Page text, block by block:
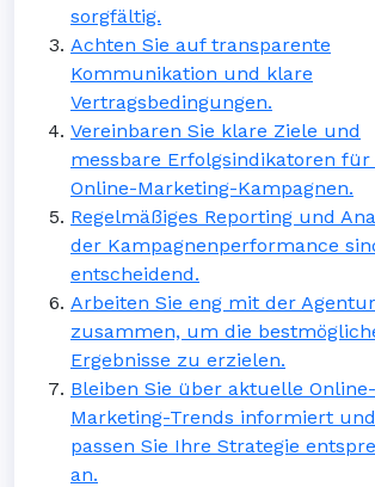
sorgfältig.
Achten Sie auf transparente
Kommunikation und klare
Vertragsbedingungen.
Vereinbaren Sie klare Ziele und
messbare Erfolgsindikatoren für
Online-Marketing-Kampagnen.
Regelmäßiges Reporting und
der Kampagnenperformance
entscheidend.
Arbeiten Sie eng mit der Agentur
zusammen, um die
Ergebnisse zu erzielen.
Bleiben Sie über aktuelle Online-
Marketing-Trends informiert und
passen Sie Ihre Strategie
an.